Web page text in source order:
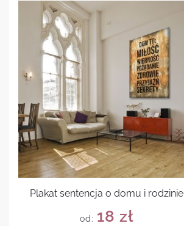
Plakat sentencja o domu i rodzinie
od: 18 zł